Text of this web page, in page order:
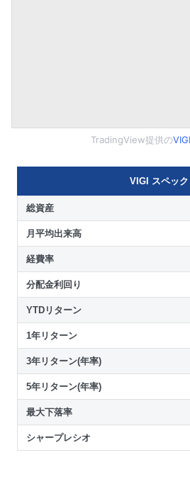
TradingView提供の
VIGI スペック
総資産
月平均出来高
経費率
分配金利回り
YTDリターン
1年リターン
3年リターン(年率)
5年リターン(年率)
最大下落率
シャープレシオ